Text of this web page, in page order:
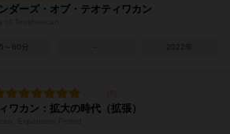
ダーズ・オブ・テオティワカン
～60分 2022年
ワカン：拡大の時代（拡張）